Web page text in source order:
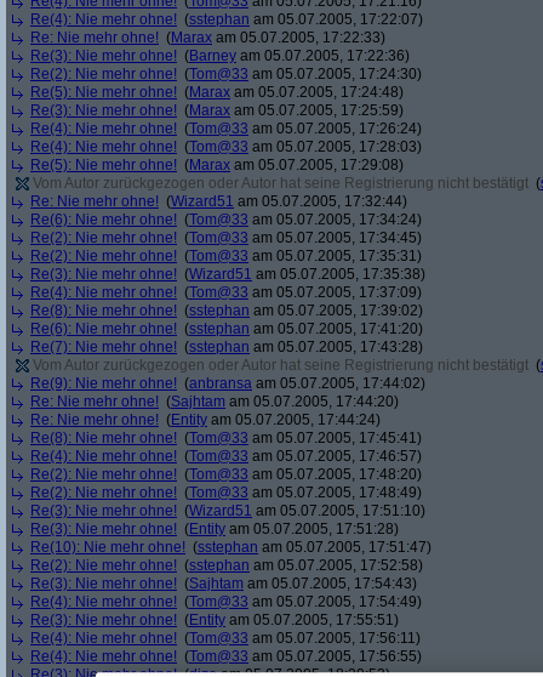
Re(4): Nie mehr ohne! (sstephan am 05.07.2005, 17:22:07)
Re: Nie mehr ohne! (Marax am 05.07.2005, 17:22:33)
Re(3): Nie mehr ohne! (Barney am 05.07.2005, 17:22:36)
Re(2): Nie mehr ohne! (Tom@33 am 05.07.2005, 17:24:30)
Re(5): Nie mehr ohne! (Marax am 05.07.2005, 17:24:48)
Re(3): Nie mehr ohne! (Marax am 05.07.2005, 17:25:59)
Re(4): Nie mehr ohne! (Tom@33 am 05.07.2005, 17:26:24)
Re(4): Nie mehr ohne! (Tom@33 am 05.07.2005, 17:28:03)
Re(5): Nie mehr ohne! (Marax am 05.07.2005, 17:29:08)
Vom Autor zurückgezogen oder Autor hat seine Registrierung nicht bestätigt (
Re: Nie mehr ohne! (Wizard51 am 05.07.2005, 17:32:44)
Re(6): Nie mehr ohne! (Tom@33 am 05.07.2005, 17:34:24)
Re(2): Nie mehr ohne! (Tom@33 am 05.07.2005, 17:34:45)
Re(2): Nie mehr ohne! (Tom@33 am 05.07.2005, 17:35:31)
Re(3): Nie mehr ohne! (Wizard51 am 05.07.2005, 17:35:38)
Re(4): Nie mehr ohne! (Tom@33 am 05.07.2005, 17:37:09)
Re(8): Nie mehr ohne! (sstephan am 05.07.2005, 17:39:02)
Re(6): Nie mehr ohne! (sstephan am 05.07.2005, 17:41:20)
Re(7): Nie mehr ohne! (sstephan am 05.07.2005, 17:43:28)
Vom Autor zurückgezogen oder Autor hat seine Registrierung nicht bestätigt (
Re(9): Nie mehr ohne! (anbransa am 05.07.2005, 17:44:02)
Re: Nie mehr ohne! (Sajhtam am 05.07.2005, 17:44:20)
Re: Nie mehr ohne! (Entity am 05.07.2005, 17:44:24)
Re(8): Nie mehr ohne! (Tom@33 am 05.07.2005, 17:45:41)
Re(4): Nie mehr ohne! (Tom@33 am 05.07.2005, 17:46:57)
Re(2): Nie mehr ohne! (Tom@33 am 05.07.2005, 17:48:20)
Re(2): Nie mehr ohne! (Tom@33 am 05.07.2005, 17:48:49)
Re(3): Nie mehr ohne! (Wizard51 am 05.07.2005, 17:51:10)
Re(3): Nie mehr ohne! (Entity am 05.07.2005, 17:51:28)
Re(10): Nie mehr ohne! (sstephan am 05.07.2005, 17:51:47)
Re(2): Nie mehr ohne! (sstephan am 05.07.2005, 17:52:58)
Re(3): Nie mehr ohne! (Sajhtam am 05.07.2005, 17:54:43)
Re(4): Nie mehr ohne! (Tom@33 am 05.07.2005, 17:54:49)
Re(3): Nie mehr ohne! (Entity am 05.07.2005, 17:55:51)
Re(4): Nie mehr ohne! (Tom@33 am 05.07.2005, 17:56:11)
Re(4): Nie mehr ohne! (Tom@33 am 05.07.2005, 17:56:55)